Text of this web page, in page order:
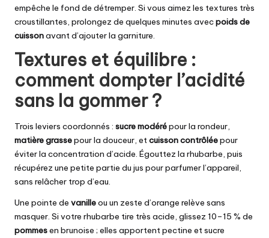
empêche le fond de détremper. Si vous aimez les textures très
croustillantes, prolongez de quelques minutes avecpoids de
cuissonavant d’ajouter la garniture.
Textures et équilibre :
comment dompter l’acidité
sans la gommer ?
Trois leviers coordonnés : sucre modérépour la rondeur,
matière grassepour la douceur, etcuisson contrôléepour
éviter la concentration d’acide. Égouttez la rhubarbe, puis
récupérez une petite partie du jus pour parfumer l’appareil,
sans relâcher trop d’eau.
Une pointe de vanilleou un zeste d’orange relève sans
masquer. Si votre rhubarbe tire très acide, glissez 10–15 % de
pommesen brunoise ; elles apportent pectine et sucre